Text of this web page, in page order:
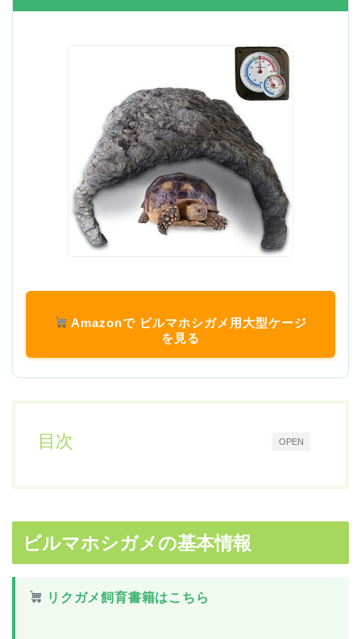
Amazonで ビルマホシガメ用大型ケージ
を見る
OPEN
目次
ビルマホシガメの基本情報
リクガメ飼育書籍はこちら